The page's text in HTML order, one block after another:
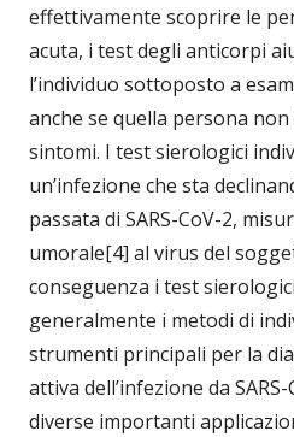
effettivamente scoprire le
acuta, i test degli anticorpi
l’individuo sottoposto a
anche se quella persona
sintomi. I test sierologici
un’infezione che sta
passata di SARS-CoV-2,
umorale[4] al virus del
conseguenza i test
generalmente i metodi di
strumenti principali per la
attiva dell’infezione da
diverse importanti